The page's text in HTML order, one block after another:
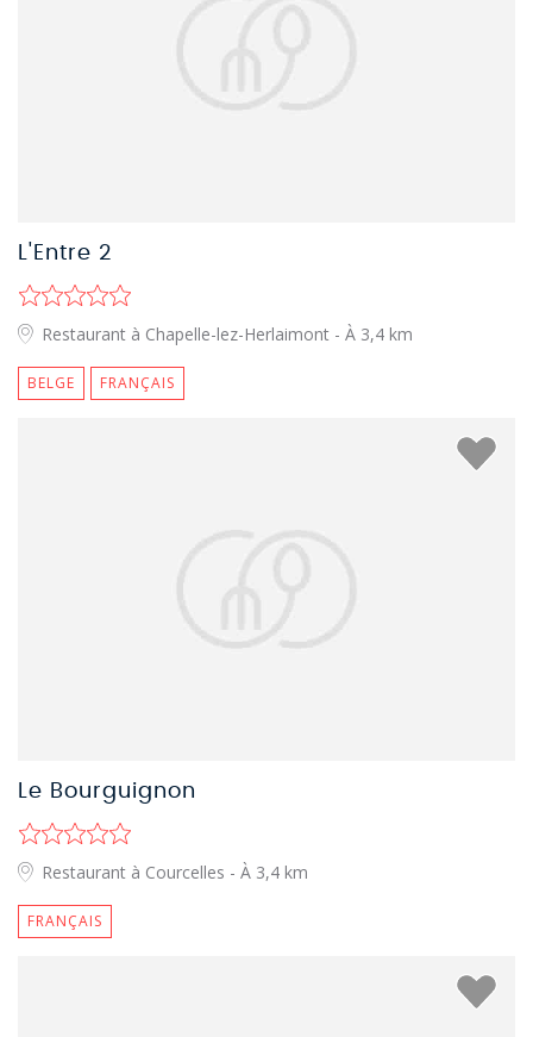
L'Entre 2
Restaurant à Chapelle-lez-Herlaimont - À 3,4 km
BELGE FRANÇAIS
Le Bourguignon
Restaurant à Courcelles - À 3,4 km
FRANÇAIS